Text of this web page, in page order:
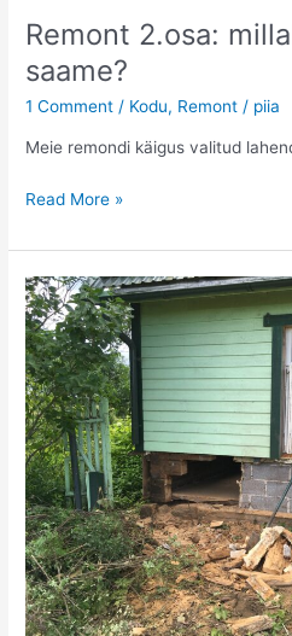
Remont 2.osa:
saame?
1 Comment / Kodu, Remont / piia
Meie remondi käigus valitud
Remont
millal
me
koju
tagasi
saame?
Read More »